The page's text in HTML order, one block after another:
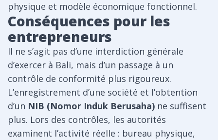
physique et modèle économique fonctionnel.
Conséquences pour les
entrepreneurs
Il ne s’agit pas d’une interdiction générale
d’exercer à Bali, mais d’un passage à un
contrôle de conformité plus rigoureux.
L’enregistrement d’une société et l’obtention
d’un NIB (Nomor Induk Berusaha) ne suffisent
plus. Lors des contrôles, les autorités
examinent l’activité réelle : bureau physique,